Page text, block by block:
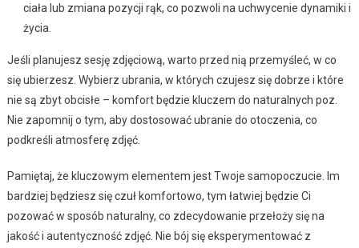
ciała lub zmiana pozycji rąk, co pozwoli na uchwycenie dynamiki i
życia.
Jeśli planujesz sesję zdjęciową, warto przed nią przemyśleć, w co
się ubierzesz. Wybierz ubrania, w których czujesz się dobrze i które
nie są zbyt obcisłe – komfort będzie kluczem do naturalnych poz.
Nie zapomnij o tym, aby dostosować ubranie do otoczenia, co
podkreśli atmosferę zdjęć.
Pamiętaj, że kluczowym elementem jest Twoje samopoczucie. Im
bardziej będziesz się czuł komfortowo, tym łatwiej będzie Ci
pozować w sposób naturalny, co zdecydowanie przełoży się na
jakość i autentyczność zdjęć. Nie bój się eksperymentować z